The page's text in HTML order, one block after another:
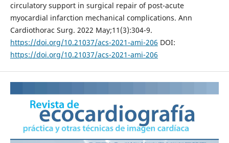
circulatory support in surgical repair of post-acute
myocardial infarction mechanical complications. Ann
Cardiothorac Surg. 2022 May;11(3):304-9.
https://doi.org/10.21037/acs-2021-ami-206 DOI:
https://doi.org/10.21037/acs-2021-ami-206